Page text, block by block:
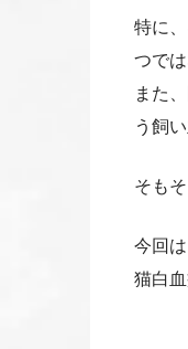
特に
つで
また
う飼
そも
今回
猫白